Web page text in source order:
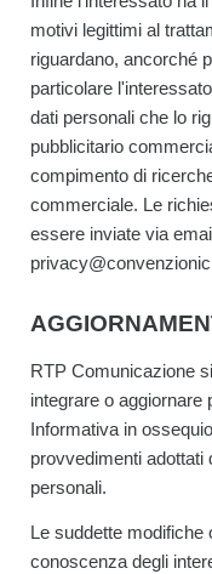
motivi legittimi al
riguardano, ancorché
particolare
dati personali che lo
pubblicitario
compimento di
commerciale. Le
essere inviate via
RTP Comunicazione
integrare o aggiornare
Informativa in
provvedimenti adottati
personali.
Le suddette modifiche
conoscenza degli